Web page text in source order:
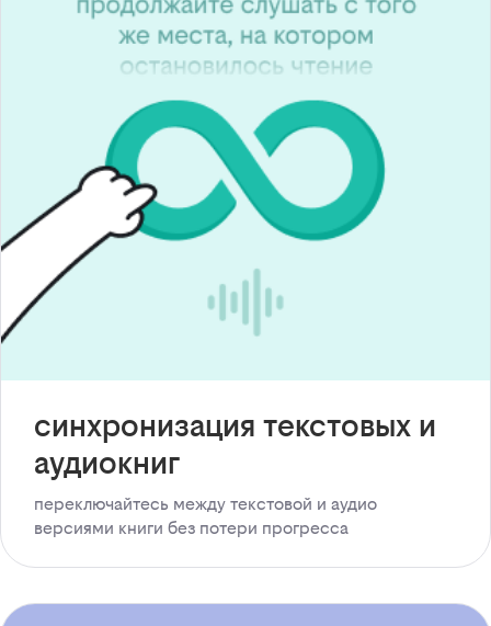
синхронизация текстовых и
аудиокниг
переключайтесь между текстовой и аудио
версиями книги без потери прогресса